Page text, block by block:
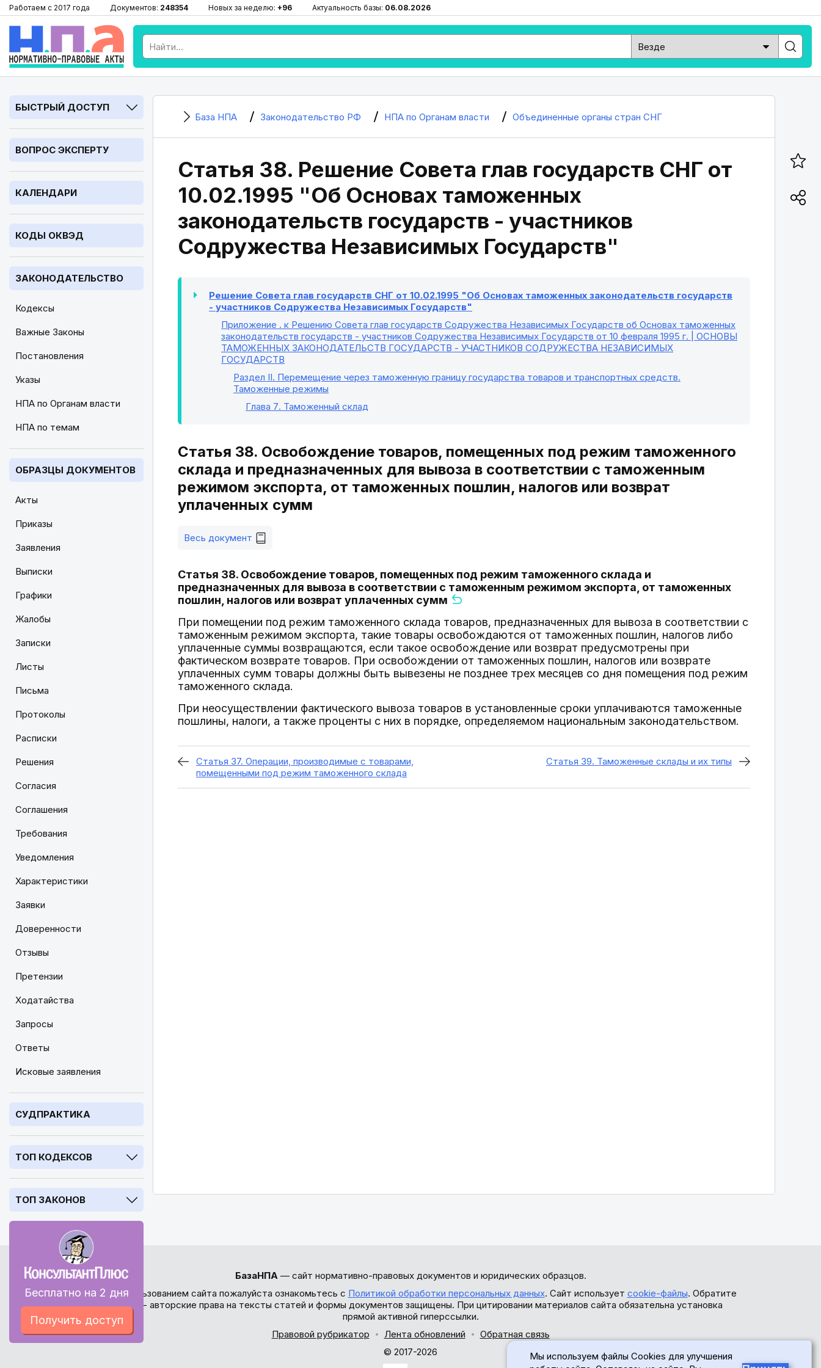
Работаем с 2017 года Документов: 248354 Новых за неделю: +96 Актуальность базы: 06.08.2026
БЫСТРЫЙ ДОСТУП
ВОПРОС ЭКСПЕРТУ
КАЛЕНДАРИ
КОДЫ ОКВЭД
ЗАКОНОДАТЕЛЬСТВО
Кодексы
Важные Законы
Постановления
Указы
НПА по Органам власти
НПА по темам
ОБРАЗЦЫ ДОКУМЕНТОВ
Акты
Приказы
Заявления
Выписки
Графики
Жалобы
Записки
Листы
Письма
Протоколы
Расписки
Решения
Согласия
Соглашения
Требования
Уведомления
Характеристики
Заявки
Доверенности
Отзывы
Претензии
Ходатайства
Запросы
Ответы
Исковые заявления
СУДПРАКТИКА
ТОП КОДЕКСОВ
ТОП ЗАКОНОВ
Бесплатно на 2 дня
Получить доступ
База НПА Законодательство РФ НПА по Органам власти Объединенные органы стран СНГ
Статья 38. Решение Совета глав государств СНГ от
10.02.1995 "Об Основах таможенных
законодательств государств - участников
Содружества Независимых Государств"
Решение Совета глав государств СНГ от 10.02.1995 "Об Основах таможенных законодательств государств
- участников Содружества Независимых Государств"
Приложение . к Решению Совета глав государств Содружества Независимых Государств об Основах таможенных
законодательств государств - участников Содружества Независимых Государств от 10 февраля 1995 г. | ОСНОВЫ
ТАМОЖЕННЫХ ЗАКОНОДАТЕЛЬСТВ ГОСУДАРСТВ - УЧАСТНИКОВ СОДРУЖЕСТВА НЕЗАВИСИМЫХ
ГОСУДАРСТВ
Раздел II. Перемещение через таможенную границу государства товаров и транспортных средств.
Таможенные режимы
Глава 7. Таможенный склад
Статья 38. Освобождение товаров, помещенных под режим таможенного
склада и предназначенных для вывоза в соответствии с таможенным
режимом экспорта, от таможенных пошлин, налогов или возврат
уплаченных сумм
Весь документ
Статья 38. Освобождение товаров, помещенных под режим таможенного склада и
предназначенных для вывоза в соответствии с таможенным режимом экспорта, от таможенных
пошлин, налогов или возврат уплаченных сумм
При помещении под режим таможенного склада товаров, предназначенных для вывоза в соответствии с
таможенным режимом экспорта, такие товары освобождаются от таможенных пошлин, налогов либо
уплаченные суммы возвращаются, если такое освобождение или возврат предусмотрены при
фактическом возврате товаров. При освобождении от таможенных пошлин, налогов или возврате
уплаченных сумм товары должны быть вывезены не позднее трех месяцев со дня помещения под режим
таможенного склада.
При неосуществлении фактического вывоза товаров в установленные сроки уплачиваются таможенные
пошлины, налоги, а также проценты с них в порядке, определяемом национальным законодательством.
Статья 37. Операции, производимые с товарами,
помещенными под режим таможенного склада
Статья 39. Таможенные склады и их типы
БазаНПА— сайт нормативно-правовых документов и юридических образцов.
Перед использованием сайта пожалуйста ознакомьтесь с Политикой обработки персональных данных. Сайт использует cookie-файлы. Обратите
внимание - авторские права на тексты статей и формы документов защищены. При цитировании материалов сайта обязательна установка
прямой активной гиперссылки.
Правовой рубрикатор
Лента обновлений
Обратная связь
© 2017-2026
Мы используем файлы Cookies для улучшения